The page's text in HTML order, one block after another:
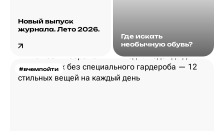
Новый выпуск
журнала. Лето 2026.
Где искать
необычную обувь?
#вчемпойти